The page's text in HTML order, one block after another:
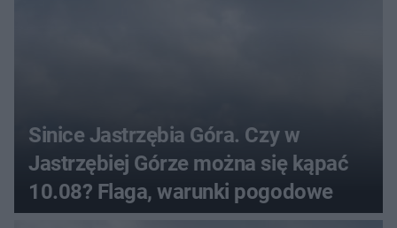
Sinice Jastrzębia Góra. Czy w
Jastrzębiej Górze można się kąpać
10.08? Flaga, warunki pogodowe